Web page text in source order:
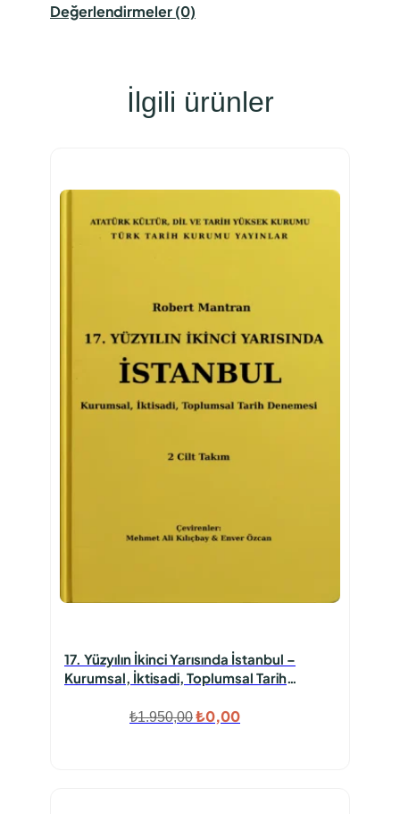
Değerlendirmeler (0)
İlgili ürünler
17. Yüzyılın İkinci Yarısında İstanbul –
Kurumsal, İktisadi, Toplumsal Tarih
₺1.950,00Orijinal
₺0,00Şu